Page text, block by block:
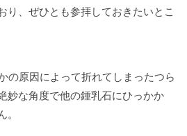
り、ぜひとも参拝しておきたいとこ
の原因によって折れてしまったつら
妙な角度で他の鍾乳石にひっかか
。